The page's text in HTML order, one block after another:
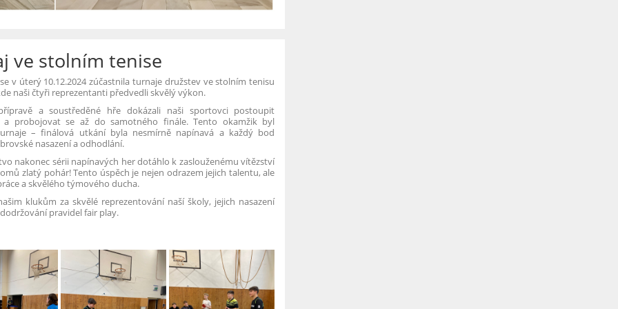
ve stolním tenise
v úterý 10.12.2024 zúčastnila turnaje družstev ve stolním tenisu
naši čtyři reprezentanti předvedli skvělý výkon.
a soustředěné hře dokázali naši sportovci postoupit
a probojovat se až do samotného finále. Tento okamžik byl
– finálová utkání byla nesmírně napínavá a každý bod
nasazení a odhodlání.
nakonec sérii napínavých her dotáhlo k zaslouženému vítězství
zlatý pohár! Tento úspěch je nejen odrazem jejich talentu, ale
a skvělého týmového ducha.
klukům za skvělé reprezentování naší školy, jejich nasazení
pravidel fair play.